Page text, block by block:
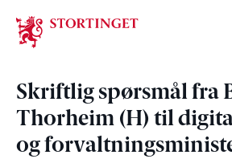
Stortinget.no
Skriftlig spørsmål fra
Thorheim (H) til
og